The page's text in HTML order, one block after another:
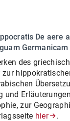
De aere
des
zur
und
zur
hier .